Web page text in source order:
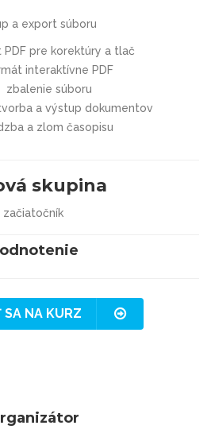
a export súboru
PDF pre korektúry a tlač
interaktívne PDF
zbalenie súboru
a výstup dokumentov
a zlom časopisu
skupina
začiatočník
SA NA KURZ